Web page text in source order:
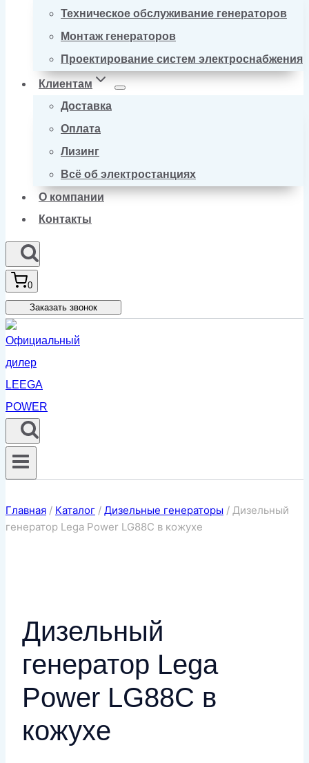
Техническое обслуживание генераторов
Монтаж генераторов
Проектирование систем электроснабжения
Клиентам
Доставка
Оплата
Лизинг
Всё об электростанциях
О компании
Контакты
0
Заказать звонок
Главная / Каталог / Дизельные генераторы / Дизельный
генератор Lega Power LG88C в кожухе
Дизельный
генератор Lega
Power LG88C в
кожухе